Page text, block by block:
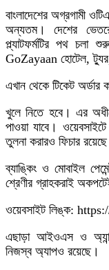
বাংলাদেশের অগ্রগামী
অন্যতম। দেশের
প্ল্যাটফর্মটির পথ চলা
GoZayaan হোটেল, ট্যুর,
এখান থেকে টিকেট অর্ডার
খুলে নিতে হবে। এর
পাওয়া যাবে।
তুলনা করারও ফিচার
ব্যাঙ্কিং ও মোবাইল
শ্রেণীর গ্রাহকরাই
ওয়েবসাইট লিঙ্ক:
এছাড়া আইওএস ও
নিজস্ব অ্যাপও রয়েছে।